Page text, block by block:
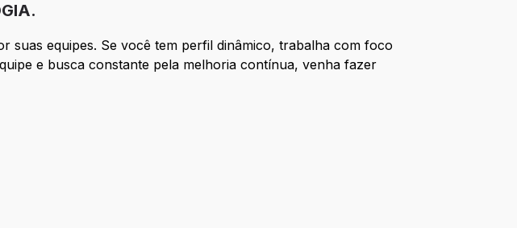
suas equipes. Se você tem perfil dinâmico, trabalha com foco
e busca constante pela melhoria contínua, venha fazer